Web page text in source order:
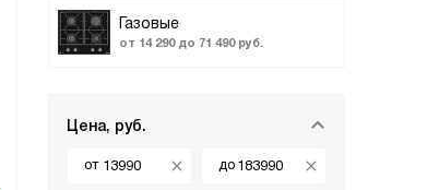
Газовые
от 14 290 до 71 490 руб.
Цена, руб.
от до